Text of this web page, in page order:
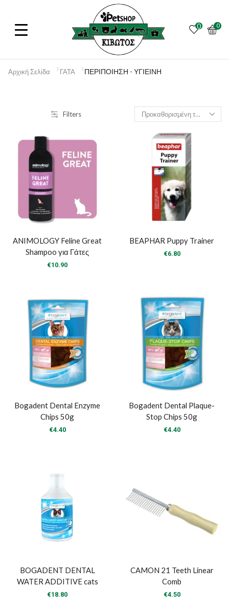
0 0
Αρχική Σελίδα ΓΑΤΑ ΠΕΡΙΠΟΙΗΣΗ - ΥΓΙΕΙΝΗ
Filters
ANIMOLOGY Feline Great
Shampoo για Γάτες
€10.90
BEAPHAR Puppy Trainer
€6.80
Bogadent Dental Enzyme
Chips 50g
€4.40
Bogadent Dental Plaque-
Stop Chips 50g
€4.40
BOGADENT DENTAL
WATER ADDITIVE cats
€18.80
CAMON 21 Teeth Linear
Comb
€4.50